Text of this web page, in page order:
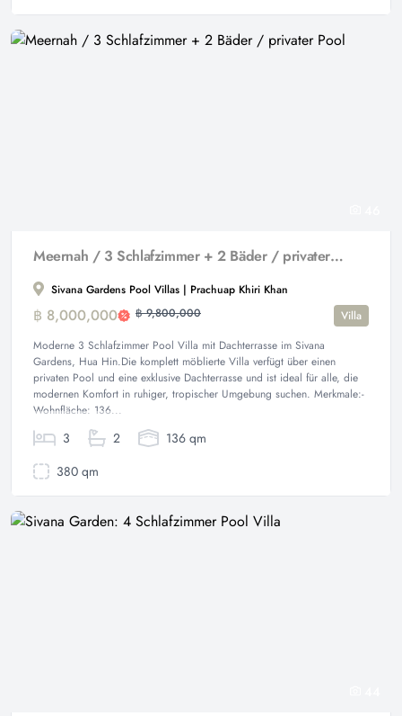
Meernah / 3 Schlafzimmer + 2 Bäder / privater Pool
Sivana Gardens Pool Villas | Prachuap Khiri Khan
฿ 8,000,000 ฿ 9,800,000
Villa
Moderne 3 Schlafzimmer Pool Villa mit Dachterrasse im Sivana
Gardens, Hua Hin.Die komplett möblierte Villa verfügt über einen
privaten Pool und eine exklusive Dachterrasse und ist ideal für alle, die
modernen Komfort in ruhiger, tropischer Umgebung suchen. Merkmale:-
Wohnfläche: 136...
3 2
136 qm
380 qm